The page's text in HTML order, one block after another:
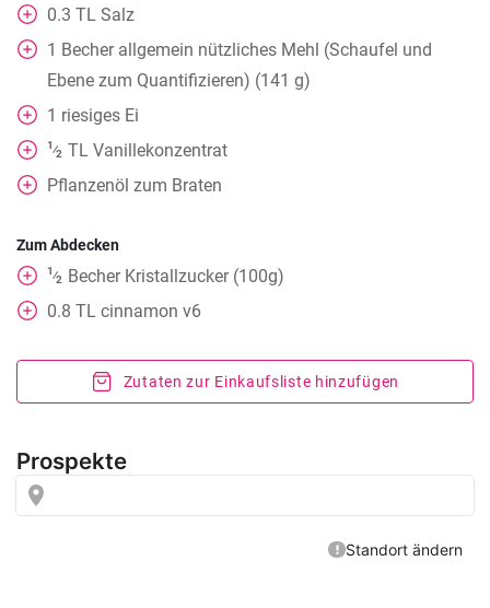
0.3 TL Salz
1 Becher allgemein nützliches Mehl (Schaufel und
Ebene zum Quantifizieren) (141 g)
1 riesiges Ei
1⁄2 TL Vanillekonzentrat
Pflanzenöl zum Braten
Zum Abdecken
1⁄2 Becher Kristallzucker (100g)
0.8 TL cinnamon v6
Zutaten zur Einkaufsliste hinzufügen